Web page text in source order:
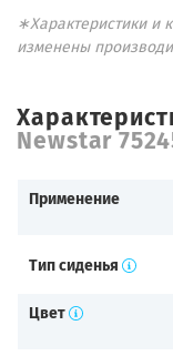
∗Характеристики и
изменены
Newstar
Применение
Тип сиденья
Цвет